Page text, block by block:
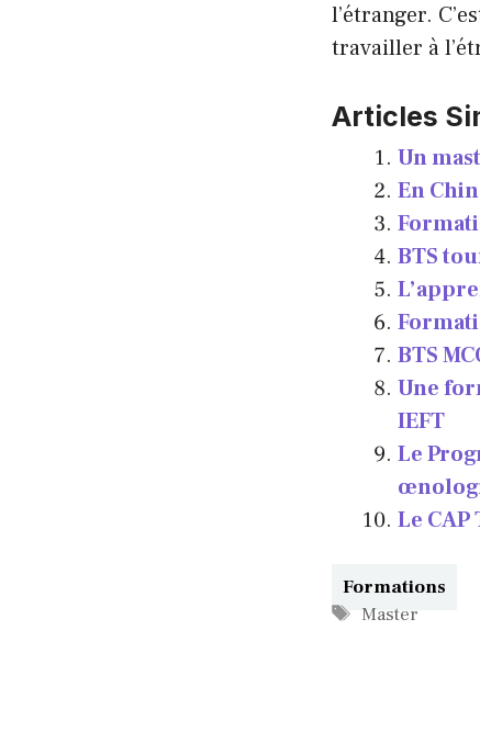
l’étranger.
travailler à
Articles
Un
En
BTS
BTS
Une
IEFT
Le
Le CAP
Catégories
Formations
Étiquettes
Master